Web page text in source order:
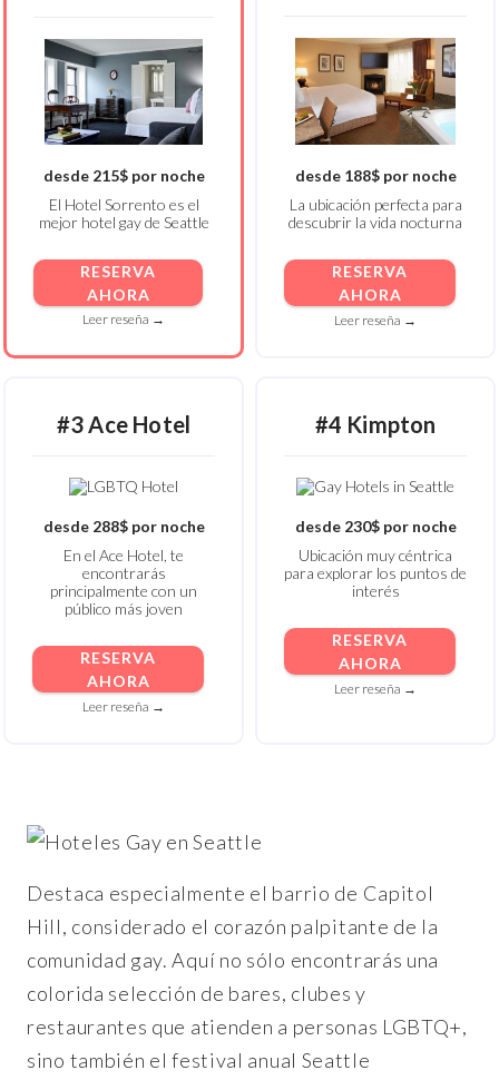
desde 215$ por noche
El Hotel Sorrento es el
mejor hotel gay de Seattle
RESERVA
AHORA
Leer reseña →
desde 188$ por noche
La ubicación perfecta para
descubrir la vida nocturna
RESERVA
AHORA
Leer reseña →
#3 Ace Hotel
desde 288$ por noche
En el Ace Hotel, te
encontrarás
principalmente con un
público más joven
RESERVA
AHORA
Leer reseña →
#4 Kimpton
desde 230$ por noche
Ubicación muy céntrica
para explorar los puntos de
interés
RESERVA
AHORA
Leer reseña →
Destaca especialmente el barrio de Capitol
Hill, considerado el corazón palpitante de la
comunidad gay. Aquí no sólo encontrarás una
colorida selección de bares, clubes y
restaurantes que atienden a personas LGBTQ+,
sino también el festival anual Seattle